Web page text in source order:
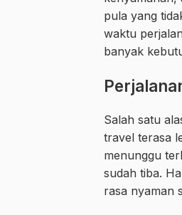
pula yang
waktu
banyak
Salah satu
travel terasa
menunggu
sudah tiba.
rasa nyaman